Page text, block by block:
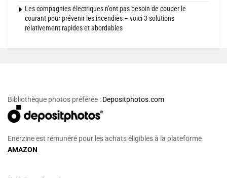
Les compagnies électriques n’ont pas besoin de couper le
courant pour prévenir les incendies – voici 3 solutions
relativement rapides et abordables
Bibliothèque photos préférée : Depositphotos.com
Enerzine est rémunéré pour les achats éligibles à la plateforme
AMAZON